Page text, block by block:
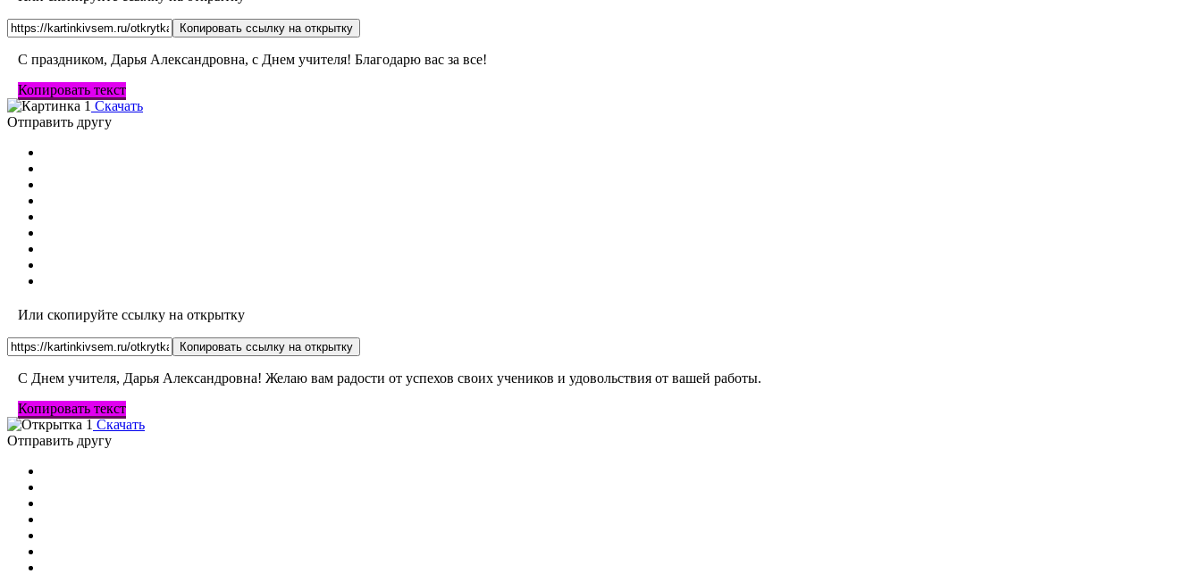
Копировать ссылку на открытку
С праздником, Дарья Александровна, с Днем учителя! Благодарю вас за все!
Копировать текст
Скачать
Отправить другу
Или скопируйте ссылку на открытку
Копировать ссылку на открытку
С Днем учителя, Дарья Александровна! Желаю вам радости от успехов своих учеников и удовольствия от вашей работы.
Копировать текст
Скачать
Отправить другу